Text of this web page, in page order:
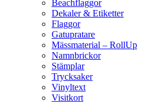
Beachflaggor
Dekaler & Etiketter
Flaggor
Gatupratare
Mässmaterial – RollUp
Namnbrickor
Stämplar
Trycksaker
Vinyltext
Visitkort